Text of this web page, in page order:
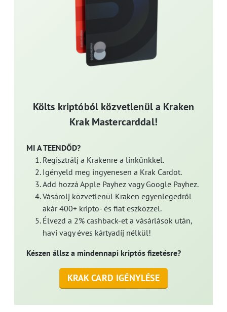
Költs kriptóból közvetlenül a Kraken
Krak Mastercarddal!
MI A TEENDŐD?
Regisztrálj a Krakenre a linkünkkel.
Igényeld meg ingyenesen a Krak Cardot.
Add hozzá Apple Payhez vagy Google Payhez.
Vásárolj közvetlenül Kraken egyenlegedről
akár 400+ kripto- és fiat eszközzel.
Élvezd a 2% cashback-et a vásárlások után,
havi vagy éves kártyadíj nélkül!
Készen állsz a mindennapi kriptós fizetésre?
KRAK CARD IGÉNYLÉSE